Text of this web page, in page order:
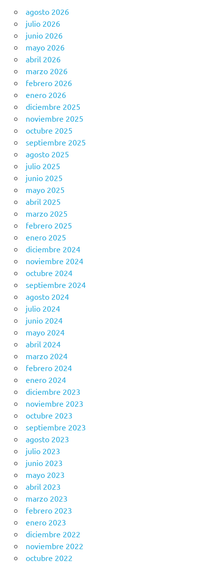
agosto 2026
julio 2026
junio 2026
mayo 2026
abril 2026
marzo 2026
febrero 2026
enero 2026
diciembre 2025
noviembre 2025
octubre 2025
septiembre 2025
agosto 2025
julio 2025
junio 2025
mayo 2025
abril 2025
marzo 2025
febrero 2025
enero 2025
diciembre 2024
noviembre 2024
octubre 2024
septiembre 2024
agosto 2024
julio 2024
junio 2024
mayo 2024
abril 2024
marzo 2024
febrero 2024
enero 2024
diciembre 2023
noviembre 2023
octubre 2023
septiembre 2023
agosto 2023
julio 2023
junio 2023
mayo 2023
abril 2023
marzo 2023
febrero 2023
enero 2023
diciembre 2022
noviembre 2022
octubre 2022